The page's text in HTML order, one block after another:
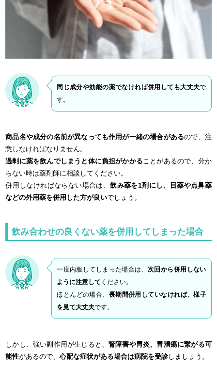
同じ成分や効能の薬でなければ併用しても大丈夫で
す。
商品名や成分の名前が異なっても作用が一緒の場合があるので、注
意しなければなりません。
過剰に薬を飲んでしまうと体に負担がかかることがあるので、分か
らない時は薬剤師に相談してください。
併用しなければならない場合は、飲み薬を1剤にし、目薬や点鼻薬
などの外用薬を併用した方が良いでしょう。
飲み合わせの良くない薬を併用してしまった場合
一度内服してしまった場合は、次回から併用しない
ように注意して ください。
ほとんどの場合、 長期間併用していなければ、様子
を見て大丈夫です。
しかし、強い副作用が生じると、腎障害や胃炎、胃潰瘍に繋がる可
能性があるので、心配な症状がある場合は病院を受診しましょう。